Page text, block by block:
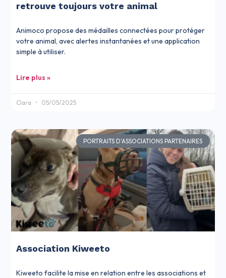
retrouve toujours votre animal
Animoco propose des médailles connectées pour protéger
votre animal, avec alertes instantanées et une application
simple à utiliser.
Lire plus »
Clara 05/05/2025
PORTRAITS D'ASSOCIATIONS PARTENAIRES
Association Kiweeto
Kiweeto facilite la mise en relation entre les associations et